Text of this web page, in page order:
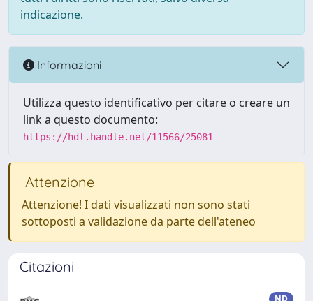
indicazione.
Informazioni
Utilizza questo identificativo per citare o creare un
link a questo documento:
https://hdl.handle.net/11566/25081
Attenzione
Attenzione! I dati visualizzati non sono stati
sottoposti a validazione da parte dell'ateneo
Citazioni